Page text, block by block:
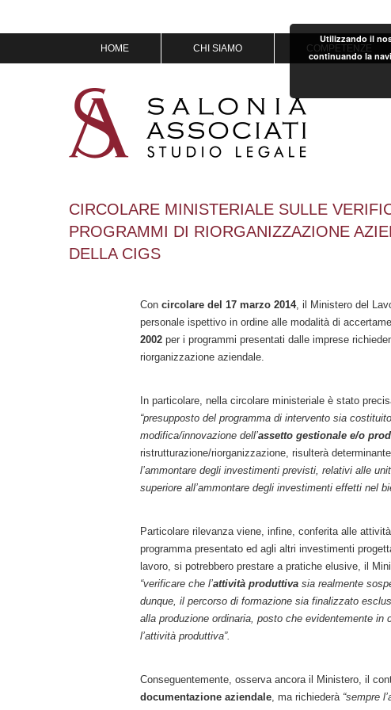
HOME CHI SIAMO
IL TEAM
OF COUNSEL
COMPETENZE
CIRCOLARE MINISTERIALE SULLE
PROGRAMMI DI RIORGANIZZAZIONE
DELLA CIGS
Con circolare del 17 marzo 2014, il Ministero del
personale ispettivo in ordine alle modalità di
2002 per i programmi presentati dalle imprese
riorganizzazione aziendale.
In particolare, nella circolare ministeriale è stato
“presupposto del programma di intervento sia
modifica/innovazione dell’assetto gestionale e/o
ristrutturazione/riorganizzazione, risulterà
l’ammontare degli investimenti previsti, relativi alle
superiore all’ammontare degli investimenti effetti nel
Particolare rilevanza viene, infine, conferita alle
programma presentato ed agli altri investimenti
lavoro, si potrebbero prestare a pratiche elusive, il
“verificare che l’attività produttiva sia realmente
dunque, il percorso di formazione sia finalizzato
alla produzione ordinaria, posto che evidentemente
l’attività produttiva”.
Conseguentemente, osserva ancora il Ministero, il
documentazione aziendale, ma richiederà “sempre
Utilizzando il
continuando la